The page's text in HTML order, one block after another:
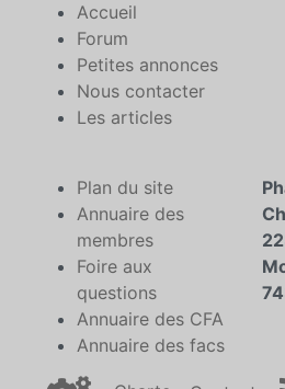
Accueil
Forum
Petites annonces
Nous contacter
Les articles
Plan du site
Annuaire des
membres
Foire aux
questions
Annuaire des CFA
Annuaire des facs